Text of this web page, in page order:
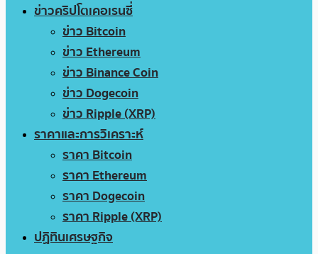
ข่าวคริปโตเคอเรนซี่
ข่าว Bitcoin
ข่าว Ethereum
ข่าว Binance Coin
ข่าว Dogecoin
ข่าว Ripple (XRP)
ราคาและการวิเคราะห์
ราคา Bitcoin
ราคา Ethereum
ราคา Dogecoin
ราคา Ripple (XRP)
ปฏิทินเศรษฐกิจ